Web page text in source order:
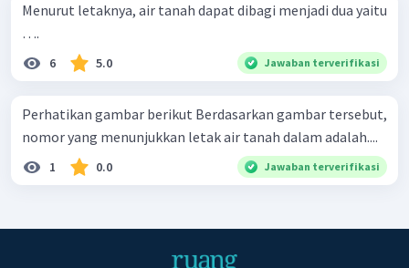
Menurut letaknya, air tanah dapat dibagi menjadi dua yaitu
….
6 5.0 Jawaban terverifikasi
Perhatikan gambar berikut Berdasarkan gambar tersebut,
nomor yang menunjukkan letak air tanah dalam adalah....
1 0.0 Jawaban terverifikasi